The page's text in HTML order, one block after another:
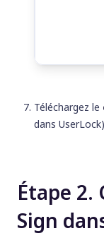
Téléchargez le
dans
Étape 2.
Sign